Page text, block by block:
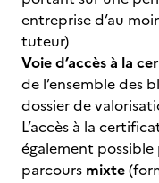
entreprise d’au
tuteur)
Voie d’accès à la
de l’ensemble des
dossier de
L’accès à la
également
parcours mixte